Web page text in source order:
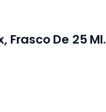
Frasco De 25 Ml.